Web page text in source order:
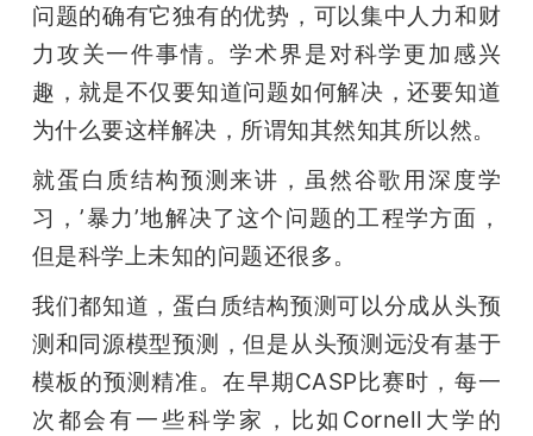
问题的确有它独有的优势，可以集中人力和财
力攻关一件事情。学术界是对科学更加感兴
趣，就是不仅要知道问题如何解决，还要知道
为什么要这样解决，所谓知其然知其所以然。
就蛋白质结构预测来讲，虽然谷歌用深度学
习，’暴力’地解决了这个问题的工程学方面，
但是科学上未知的问题还很多。
我们都知道，蛋白质结构预测可以分成从头预
测和同源模型预测，但是从头预测远没有基于
模板的预测精准。在早期CASP比赛时，每一
次都会有一些科学家，比如Cornell大学的